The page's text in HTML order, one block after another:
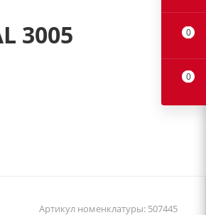
3005
Артикул номенклатуры: 507445
0
0